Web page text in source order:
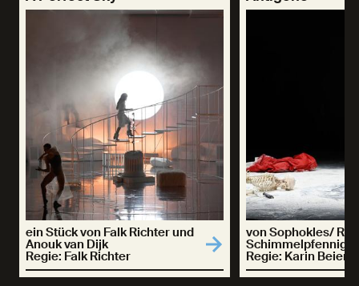
ein Stück von Falk Richter und
Anouk van Dijk
Regie: Falk Richter
von Sophokles/
Schimmelpfennig
Regie: Karin Beier